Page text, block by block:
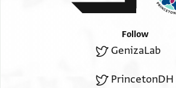
Follow
GenizaLab
PrincetonDH